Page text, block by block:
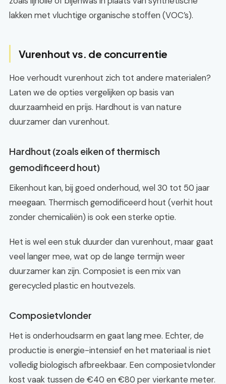
lakken met vluchtige organische stoffen (VOC’s).
Vurenhout vs. de concurrentie
Hoe verhoudt vurenhout zich tot andere materialen?
Laten we de opties vergelijken op basis van
duurzaamheid en prijs. Hardhout is van nature
duurzamer dan vurenhout.
Hardhout (zoals eiken of thermisch
gemodificeerd hout)
Eikenhout kan, bij goed onderhoud, wel 30 tot 50 jaar
meegaan. Thermisch gemodificeerd hout (verhit hout
zonder chemicaliën) is ook een sterke optie.
Het is wel een stuk duurder dan vurenhout, maar gaat
veel langer mee, wat op de lange termijn weer
duurzamer kan zijn. Composiet is een mix van
gerecycled plastic en houtvezels.
Composietvlonder
Het is onderhoudsarm en gaat lang mee. Echter, de
productie is energie-intensief en het materiaal is niet
volledig biologisch afbreekbaar. Een composietvlonder
kost vaak tussen de €40 en €80 per vierkante meter.